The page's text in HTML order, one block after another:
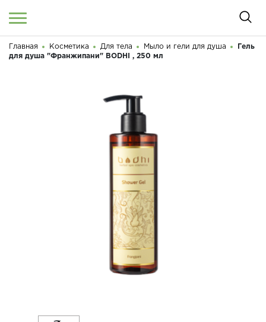
Войти / Регистрация
Здравствуйте! Что вы ищете?
Главная Косметика Для тела Мыло и гели для душа
Гель
для душа "Франжипани" BODHI , 250 мл